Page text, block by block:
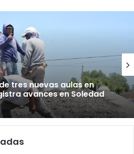
tres nuevas aulas en
avances en Soledad